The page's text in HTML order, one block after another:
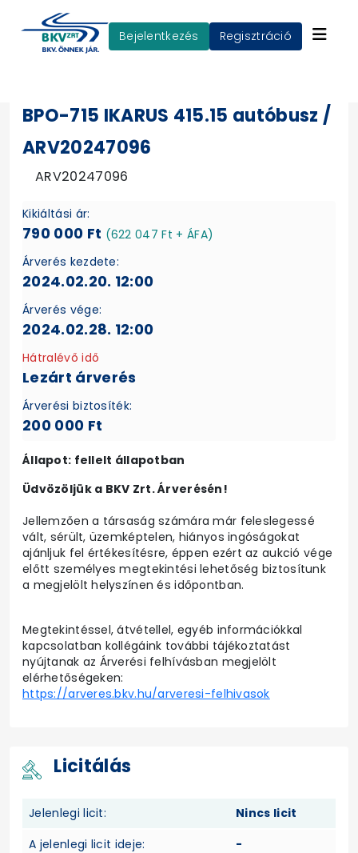
Bejelentkezés Regisztráció
BPO-715 IKARUS 415.15 autóbusz /
ARV20247096
ARV20247096
Kikiáltási ár:
790 000 Ft (622 047 Ft + ÁFA)
Árverés kezdete:
2024.02.20. 12:00
Árverés vége:
2024.02.28. 12:00
Hátralévő idő
Lezárt árverés
Árverési biztosíték:
200 000 Ft
Állapot: fellelt állapotban
Üdvözöljük a BKV Zrt. Árverésén!
Jellemzően a társaság számára már feleslegessé
vált, sérült, üzemképtelen, hiányos ingóságokat
ajánljuk fel értékesítésre, éppen ezért az aukció vége
előtt személyes megtekintési lehetőség biztosítunk
a megjelölt helyszínen és időpontban.
Megtekintéssel, átvétellel, egyéb információkkal
kapcsolatban kollégáink további tájékoztatást
nyújtanak az Árverési felhívásban megjelölt
elérhetőségeken:
https://arveres.bkv.hu/arveresi-felhivasok
Licitálás
Jelenlegi licit:
Nincs licit
A jelenlegi licit ideje:
-